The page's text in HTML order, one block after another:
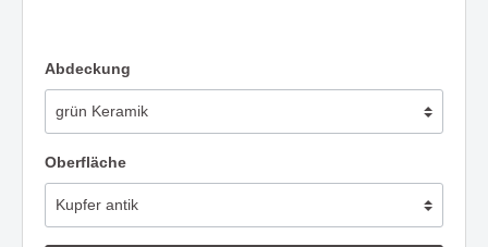
Abdeckung
Oberfläche